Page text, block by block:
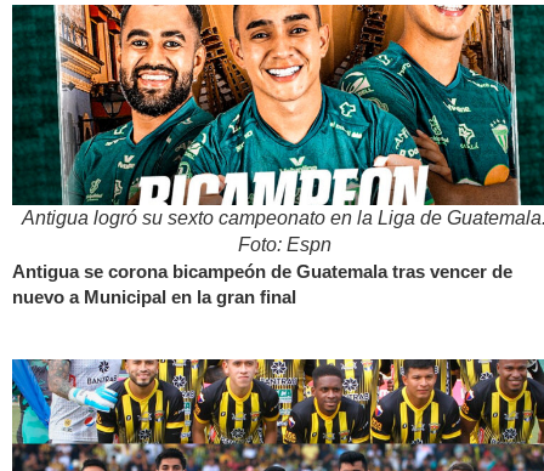
Antigua logró su sexto campeonato en la Liga de
Foto: Espn
Antigua se corona bicampeón de Guatemala tras vencer de
nuevo a Municipal en la gran final